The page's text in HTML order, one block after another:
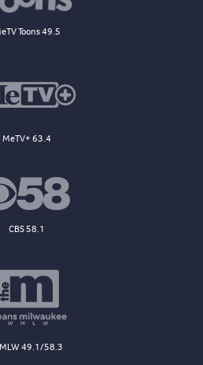
Toons 49.5
MeTV+ 63.4
CBS 58.1
49.1/58.3